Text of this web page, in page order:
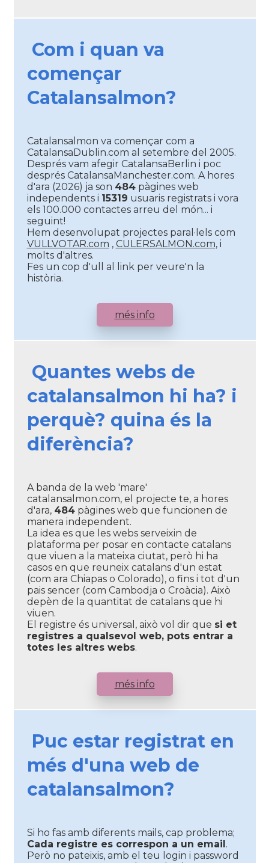
Com i quan va
començar
Catalansalmon?
Catalansalmon va començar com a
CatalansaDublin.com al setembre del 2005.
Després vam afegir CatalansaBerlin i poc
després CatalansaManchester.com. A hores
d'ara (2026) ja son 484pàgines web
independents i 15319 usuaris registrats i vora
els 100.000 contactes arreu del món... i
seguint!
Hem desenvolupat projectes paral·lels com
VULLVOTAR.com , CULERSALMON.com, i
molts d'altres.
Fes un cop d'ull al link per veure'n la
història.
més info
Quantes webs de
catalansalmon hi ha? i
perquè? quina és la
diferència?
A banda de la web 'mare'
catalansalmon.com, el projecte te, a hores
d'ara, 484pàgines web que funcionen de
manera independent.
La idea es que les webs serveixin de
plataforma per posar en contacte catalans
que viuen a la mateixa ciutat, però hi ha
casos en que reuneix catalans d'un estat
(com ara Chiapas o Colorado), o fins i tot d'un
pais sencer (com Cambodja o Croàcia). Això
depèn de la quantitat de catalans que hi
viuen.
El registre és universal, això vol dir que si et
registres a qualsevol web, pots entrar a
totes les altres webs.
més info
Puc estar registrat en
més d'una web de
catalansalmon?
Si ho fas amb diferents mails, cap problema;
Cada registre es correspon a un email.
Però no pateixis, amb el teu login i password